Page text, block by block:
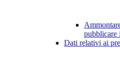
pubblicare
Dati relativi ai